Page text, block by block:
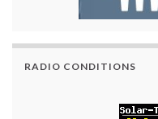
RADIO CONDITIONS